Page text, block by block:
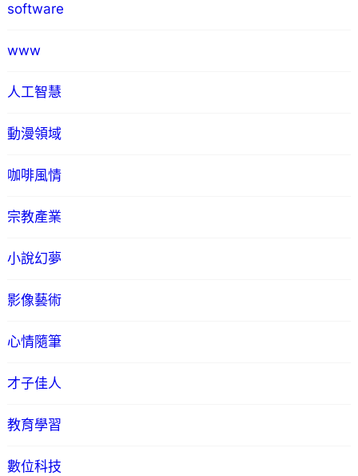
software
www
人工智慧
動漫領域
咖啡風情
宗教產業
小說幻夢
影像藝術
心情隨筆
才子佳人
教育學習
數位科技